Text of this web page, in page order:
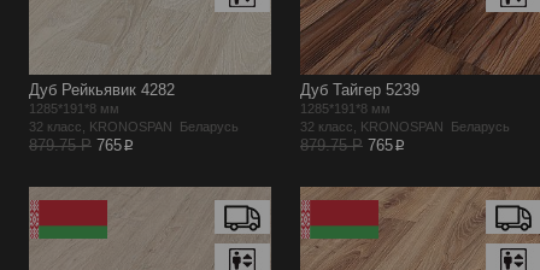
Дуб Рейкьявик 4282
1285*191*8 мм
32 класс, KRONOSPAN Беларусь
879.75 Р 765p
Дуб Тайгер 5239
1285*191*8 мм
32 класс, KRONOSPAN Беларусь
879.75 Р 765p